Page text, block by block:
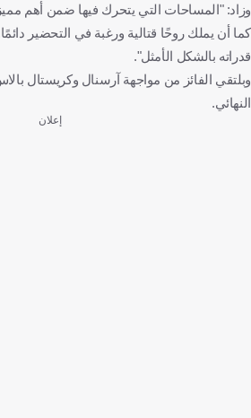
وزاد: "المساحات التي يتحرك فيها ضمن أهم
كما أن يملك روحًا قتالية ورغبة في التحضير
قدراته بالشكل الأمثل".
وبلتقي الفائز من مواجهة آرسنال وكريستال
النهائي.
إعلان